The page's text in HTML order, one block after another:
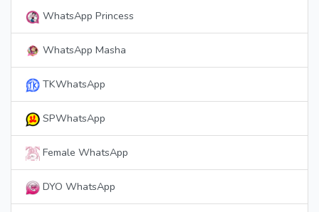
WhatsApp Princess
WhatsApp Masha
TKWhatsApp
SPWhatsApp
Female WhatsApp
DYO WhatsApp